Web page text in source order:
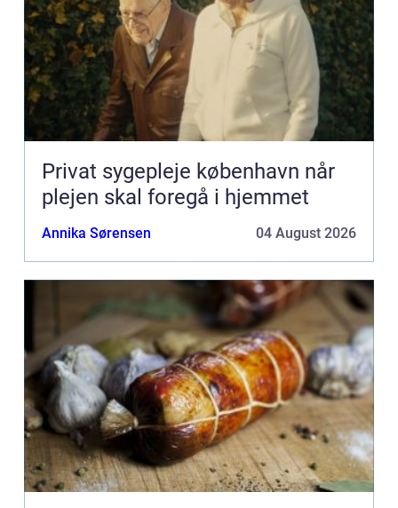
Privat sygepleje københavn når
plejen skal foregå i hjemmet
Annika Sørensen 04 August 2026